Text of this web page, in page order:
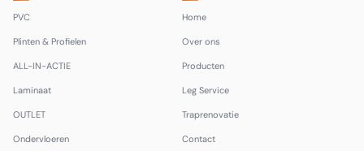
PVC
Plinten & Profielen
ALL-IN-ACTIE
Laminaat
OUTLET
Ondervloeren
Home
Over ons
Producten
Leg Service
Traprenovatie
Contact